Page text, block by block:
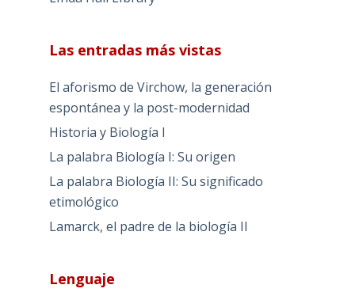
Las entradas más vistas
El aforismo de Virchow, la generación
espontánea y la post-modernidad
Historia y Biología I
La palabra Biología I: Su origen
La palabra Biología II: Su significado
etimológico
Lamarck, el padre de la biología II
Lenguaje